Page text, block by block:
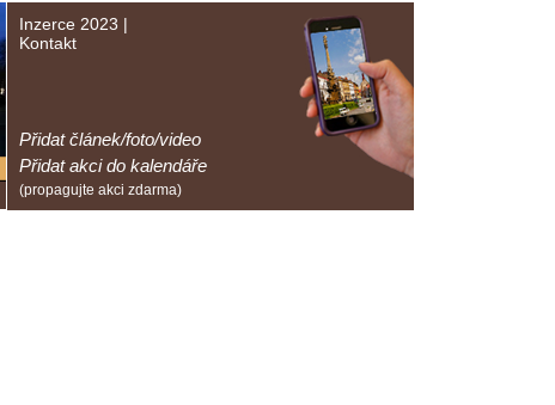
Inzerce 2023 |
Kontakt
Přidat článek/foto/video
Přidat akci do kalendáře
(propagujte akci zdarma)